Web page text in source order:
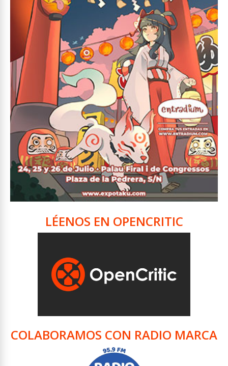
LÉENOS EN OPENCRITIC
COLABORAMOS CON RADIO MARCA